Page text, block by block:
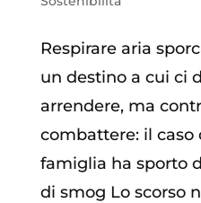
Respirare aria
un destino a cui ci
arrendere, ma
combattere: il caso
famiglia ha sporto
di smog Lo scorso